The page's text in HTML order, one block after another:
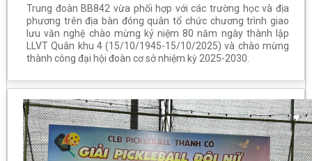
Trung đoàn BB842 vừa phối hợp với các trường học và địa
phương trên địa bàn đóng quân tổ chức chương trình giao
lưu văn nghệ chào mừng kỷ niệm 80 năm ngày thành lập
LLVT Quân khu 4 (15/10/1945-15/10/2025) và chào mừng
thành công đại hội đoàn cơ sở nhiệm kỳ 2025-2030.